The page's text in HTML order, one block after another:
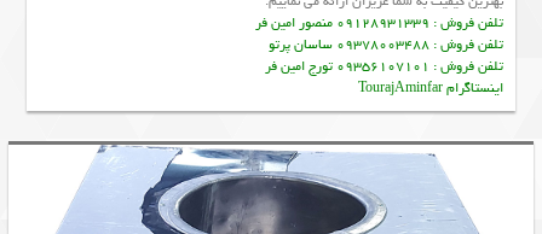
تلفن فروش : 09128931339 منصور امین فر
تلفن فروش : 09378003488 ساسان پرتو
تلفن فروش : 09356107101 تورج امین فر
اینستاگرام TourajAminfar